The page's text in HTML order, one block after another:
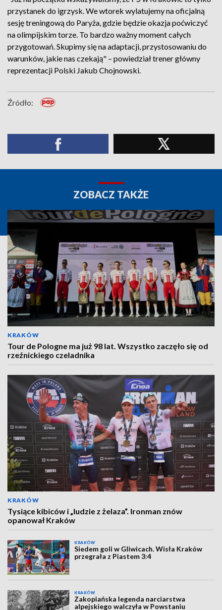
przystanek do igrzysk. We wtorek wylatujemy na oficjalną
sesję treningową do Paryża, gdzie będzie okazja poćwiczyć
na olimpijskim torze. To bardzo ważny moment całych
przygotowań. Skupimy się na adaptacji, przystosowaniu do
warunków, jakie nas czekają" – powiedział trener główny
reprezentacji Polski Jakub Chojnowski.
Źródło:
ZOBACZ TAKŻE
KRAKÓW
Tour de Pologne ma już 98 lat. Wszystko zaczęło się od
rzeźnickiego czeladnika
KRAKÓW
Tysiące kibiców i „ludzie z żelaza”. Ironman znów
opanował Kraków
KRAKÓW
Siedem goli w Gliwicach. Wisła Kraków
przegrała z Piastem 3:4
KRAKÓW
Zakopiańska legenda narciarstwa
alpejskiego walczyła w Powstaniu